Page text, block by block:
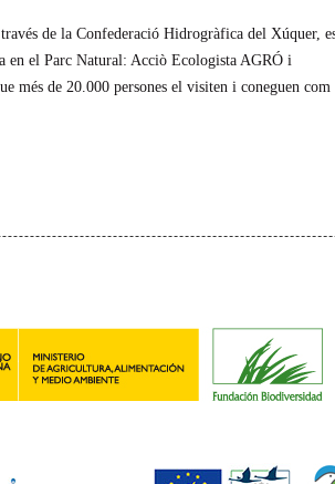
de la Confederació Hidrogràfica del Xúquer,
en el Parc Natural: Acciò Ecologista AGRÓ i
més de 20.000 persones el visiten i coneguen com